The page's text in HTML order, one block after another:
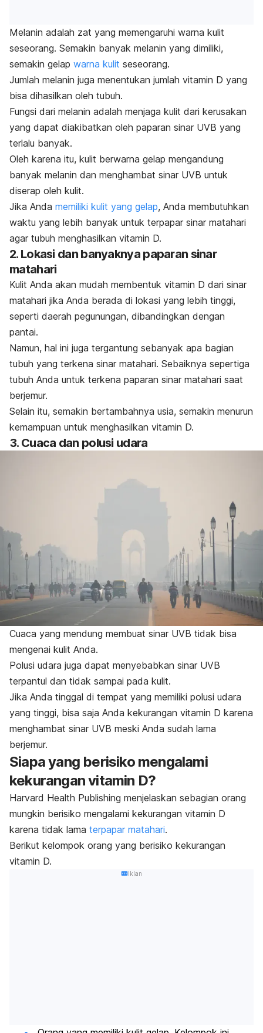
Melanin adalah zat yang memengaruhi warna kulit
seseorang. Semakin banyak melanin yang dimiliki,
semakin gelap warna kulit seseorang.
Jumlah melanin juga menentukan jumlah vitamin D yang
bisa dihasilkan oleh tubuh.
Fungsi dari melanin adalah menjaga kulit dari kerusakan
yang dapat diakibatkan oleh paparan sinar UVB yang
terlalu banyak.
Oleh karena itu, kulit berwarna gelap mengandung
banyak melanin dan menghambat sinar UVB untuk
diserap oleh kulit.
Jika Anda memiliki kulit yang gelap, Anda membutuhkan
waktu yang lebih banyak untuk terpapar sinar matahari
agar tubuh menghasilkan vitamin D.
2. Lokasi dan banyaknya paparan sinar
matahari
Kulit Anda akan mudah membentuk vitamin D dari sinar
matahari jika Anda berada di lokasi yang lebih tinggi,
seperti daerah pegunungan, dibandingkan dengan
pantai.
Namun, hal ini juga tergantung sebanyak apa bagian
tubuh yang terkena sinar matahari. Sebaiknya sepertiga
tubuh Anda untuk terkena paparan sinar matahari saat
berjemur.
Selain itu, semakin bertambahnya usia, semakin menurun
kemampuan untuk menghasilkan vitamin D.
3. Cuaca dan polusi udara
Cuaca yang mendung membuat sinar UVB tidak bisa
mengenai kulit Anda.
Polusi udara juga dapat menyebabkan sinar UVB
terpantul dan tidak sampai pada kulit.
Jika Anda tinggal di tempat yang memiliki polusi udara
yang tinggi, bisa saja Anda kekurangan vitamin D karena
menghambat sinar UVB meski Anda sudah lama
berjemur.
Siapa yang berisiko mengalami
kekurangan vitamin D?
Harvard Health Publishing menjelaskan sebagian orang
mungkin berisiko mengalami kekurangan vitamin D
karena tidak lama terpapar matahari.
Berikut kelompok orang yang berisiko kekurangan
vitamin D.
Iklan